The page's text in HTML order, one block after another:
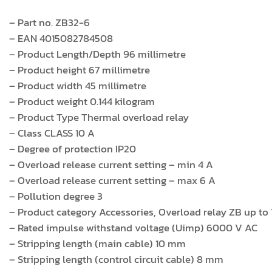
– Part no. ZB32-6
– EAN 4015082784508
– Product Length/Depth 96 millimetre
– Product height 67 millimetre
– Product width 45 millimetre
– Product weight 0.144 kilogram
– Product Type Thermal overload relay
– Class CLASS 10 A
– Degree of protection IP20
– Overload release current setting – min 4 A
– Overload release current setting – max 6 A
– Pollution degree 3
– Product category Accessories, Overload relay ZB up to
– Rated impulse withstand voltage (Uimp) 6000 V AC
– Stripping length (main cable) 10 mm
– Stripping length (control circuit cable) 8 mm